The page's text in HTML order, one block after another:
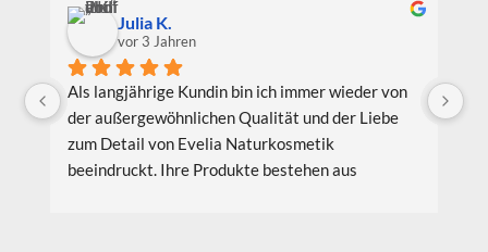
Julia K.
vor 3 Jahren
Als langjährige Kundin bin ich immer wieder von
der außergewöhnlichen Qualität und der Liebe
zum Detail von Evelia Naturkosmetik
beeindruckt. Ihre Produkte bestehen aus